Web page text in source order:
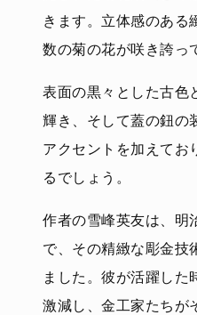
きます。立体感のある
数の菊の花が咲き誇っ
表面の黒々とした古色
輝き、そして蓋の鈕の
アクセントを加えてお
るでしょう。
作者の雪峰英友は、明
で、その精緻な彫金技
ました。彼が活躍した
激減し、金工家たちが